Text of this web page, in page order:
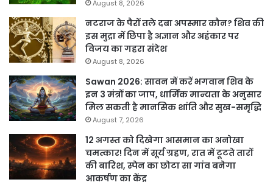
August 8, 2026
नटराज के पैरों तले दबा अपस्मार कौन? शिव की
इस मुद्रा में छिपा है अज्ञान और अहंकार पर
विजय का गहरा संदेश
August 8, 2026
Sawan 2026: सावन में करें भगवान शिव के
इन 3 मंत्रों का जाप, धार्मिक मान्यता के अनुसार
मिल सकती है मानसिक शांति और सुख-समृद्धि
August 7, 2026
12 अगस्त को दिखेगा आसमान का अनोखा
चमत्कार! दिन में सूर्य ग्रहण, रात में टूटते तारों
की बारिश, स्पेन का छोटा सा गांव बनेगा
आकर्षण का केंद्र